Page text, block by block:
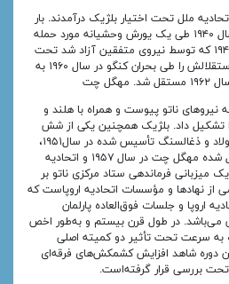
توسط اتحادیه ملل تحت اختیار بلژیک درآمدند. بار
دیگر بلژیک توسط آلمان‌ها در سال ۱۹۴۰ طی یک یورش وحشیانه مورد حمله
قرار گرفت. تا زمستان سال ۱۹۴۴.۴۵ که توسط نیروی متفقین آزاد شد تحت
اشغال قرار داشت. کنگو بلژیک استقلالش را طی بحران کنگو در سال ۱۹۶۰ به
چت
ناتو پیوست و همراه با هلند و
تشکیل داد. بلژیک همچنین یکی از شش
عضو پایه‌گذار اتحادیه اروپایی فولاد و ذغالسنگ تأسیس شده در سال۱۹۵۱،
اتحادیه اقتصادی اروپایی تشکیل شده مهگل چت در سال ۱۹۵۷ و اتحادیه
میزبانی فرماندهی ستاد مرکزی ناتو بر
نهادها و مؤسسات اتحادیه اروپاست که
اروپا و جلسات فوق‌العاده پارلمان
می‌باشد. در طول قرن بیستم و به‌طور اخص
به سرعت تحت تأثیر دو کمیته اصلی
دوره شاهد افزایش کشمکش‌های فرقه‌ای
تحت بررسی قرار گرفته‌است.